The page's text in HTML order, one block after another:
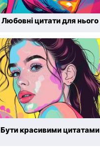
Любовні цитати для нього
Бути красивими цитатами